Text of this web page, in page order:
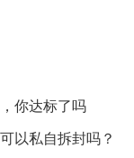
你达标了吗
以私自拆封吗？